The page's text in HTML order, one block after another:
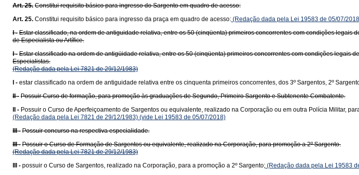
Art. 25. Constitui requisito básico para ingresso do Sargento em quadro de acesso:
Art. 25. Constitui requisito básico para ingresso da praça em quadro de acesso: (Redação dada pela Lei 19583 de 05/07/
I - Estar classificado, na ordem de antiguidade relativa, entre os 50 (cinqüenta) primeiros concorrentes com condições
de Especialista ou Artífice.
I - Estar classificado na ordem de antigüidade relativa, entre os 50 (cinqüenta) primeiros concorrentes com condições legais
Especialistas.
(Redação dada pela Lei 7821 de 29/12/1983)
I - estar classificado na ordem de antiguidade relativa entre os cinquenta primeiros concorrentes, dos 3º Sargentos, 2º
II - Possuir Curso de formação, para promoção às graduações de Segundo, Primeiro Sargento e Subtenente Combatente.
II - Possuir o Curso de Aperfeiçoamento de Sargentos ou equivalente, realizado na Corporação ou em outra Polícia Militar,
(Redação dada pela Lei 7821 de 29/12/1983) (vide Lei 19583 de 05/07/2018)
III - Possuir concurso na respectiva especialidade.
III - Possuir o Curso de Formação de Sargentos ou equivalente, realizado na Corporação, para promoção a 2º Sargento.
(Redação dada pela Lei 7821 de 29/12/1983)
III - possuir o Curso de Sargentos, realizado na Corporação, para a promoção a 2º Sargento; (Redação dada pela Lei 19583